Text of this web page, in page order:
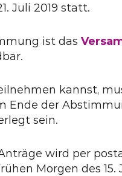
Juli 2019 statt.
ist das
kannst,
der
sein.
wird per
Morgen des 15.